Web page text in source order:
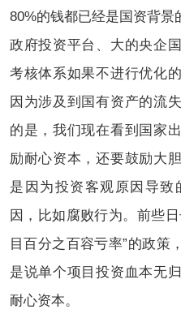
80%的钱都已经是国资背景
政府投资平台、大的央企
考核体系如果不进行优化
因为涉及到国有资产的流
的是，我们现在看到国家
励耐心资本，还要鼓励大
是因为投资客观原因导致
因，比如腐败行为。前些
目百分之百容亏率”的政策
是说单个项目投资血本无
耐心资本。